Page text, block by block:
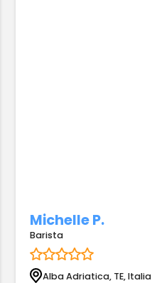
Michelle P.
Barista
Alba Adriatica, TE, Italia